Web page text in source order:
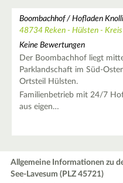
Boombachhof / Hofladen Knolli
48734 Reken - Hülsten -
Keine Bewertungen
Der Boombachhof liegt
Parklandschaft im Süd-
Ortsteil Hülsten.
Familienbetrieb mit 24/7
aus eigen…
Allgemeine Informationen zu
See-Lavesum (PLZ 45721)